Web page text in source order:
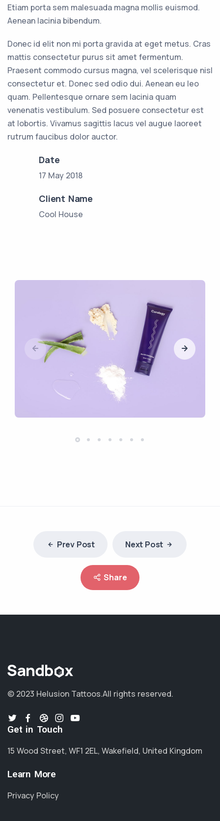
Etiam porta sem malesuada magna mollis euismod.
Aenean lacinia bibendum.
Donec id elit non mi porta gravida at eget metus. Cras
mattis consectetur purus sit amet fermentum.
Praesent commodo cursus magna, vel scelerisque nisl
consectetur et. Donec sed odio dui. Aenean eu leo
quam. Pellentesque ornare sem lacinia quam
venenatis vestibulum. Sed posuere consectetur est
at lobortis. Vivamus sagittis lacus vel augue laoreet
rutrum faucibus dolor auctor.
Date
17 May 2018
Client Name
Cool House
Prev Post Next Post
Share
© 2023 Helusion Tattoos.All rights reserved.
Get in Touch
15 Wood Street, WF1 2EL, Wakefield, United Kingdom
Learn More
Privacy Policy